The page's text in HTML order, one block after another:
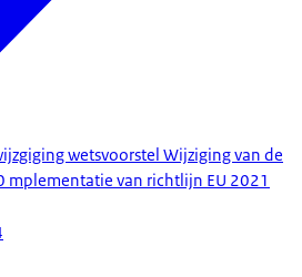
wetsvoorstel Wijziging van de
van richtlijn EU 2021